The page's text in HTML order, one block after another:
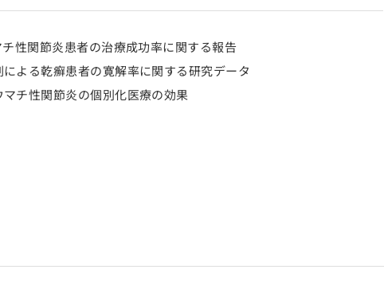
性関節炎患者の治療成功率に関する報告
よる乾癬患者の寛解率に関する研究データ
マチ性関節炎の個別化医療の効果